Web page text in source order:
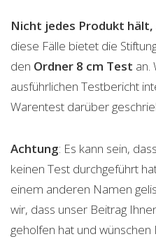
Nicht jedes Produkt
diese Fälle bietet die
den Ordner 8 cm Test an.
ausführlichen Testbericht
Warentest darüber
Achtung: Es kann sein,
keinen Test durchgeführt
einem anderen Namen
wir, dass unser Beitrag
geholfen hat und